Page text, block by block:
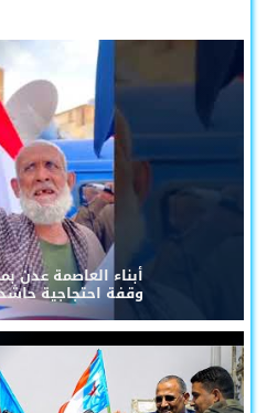
أبناء العاصمة عدن
وقفة احتجاجية